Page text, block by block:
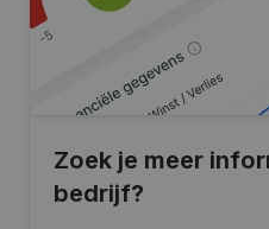
Zoek je meer
bedrijf?